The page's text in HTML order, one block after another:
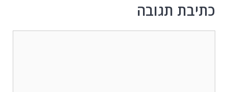
כתיבת תגובה